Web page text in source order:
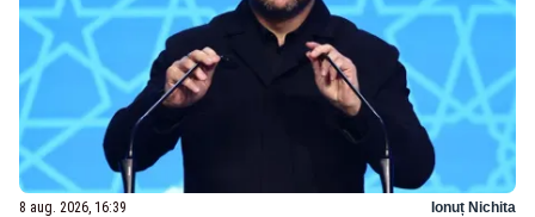
8 aug. 2026, 16:39 Ionuț Nichita